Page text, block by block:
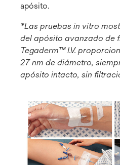
apósito.
*Las pruebas in vitro
del apósito avanzado de
Tegaderm™ I.V.
27 nm de diámetro,
apósito intacto, sin